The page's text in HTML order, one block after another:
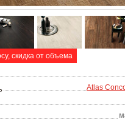
скидка от объема
Atlas